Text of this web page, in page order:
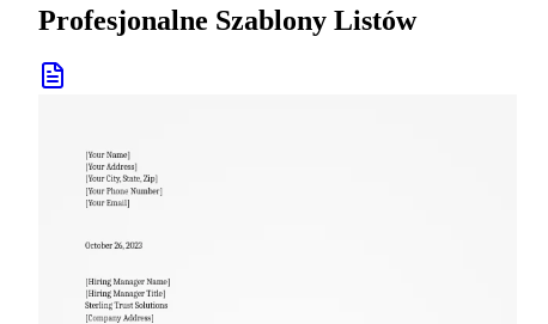
Profesjonalne Szablony Listów